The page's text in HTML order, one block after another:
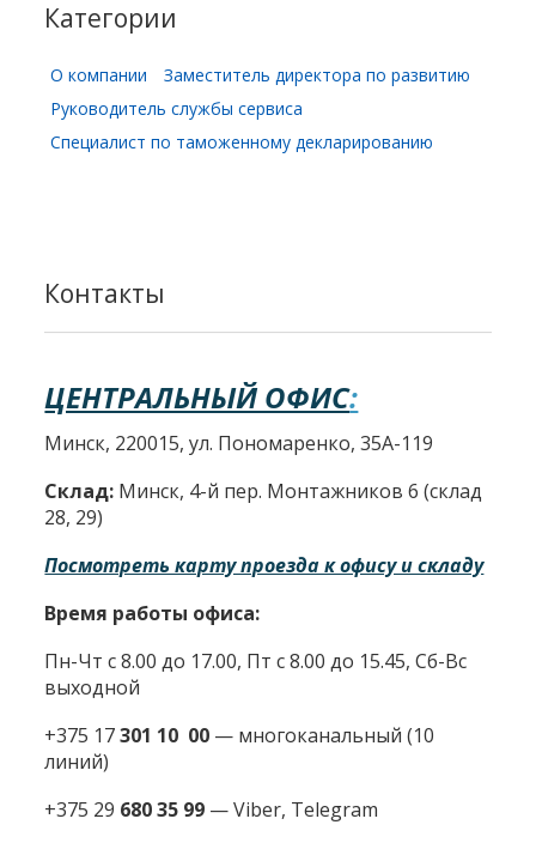
Категории
О компании
Заместитель директора по развитию
Руководитель службы сервиса
Специалист по таможенному декларированию
Контакты
ЦЕНТРАЛЬНЫЙ ОФИС:
Минск, 220015, ул. Пономаренко, 35А-119
Склад: Минск, 4-й пер. Монтажников 6 (склад
28, 29)
Посмотреть карту проезда к офису и складу
Время работы офиса:
Пн-Чт с 8.00 до 17.00, Пт с 8.00 до 15.45, Сб-Вс
выходной
+375 17301 10 00 — многоканальный (10
линий)
+375 29 680 35 99 — Viber, Telegram